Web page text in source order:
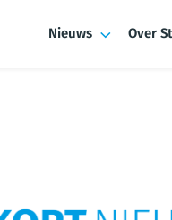
Nieuws Over